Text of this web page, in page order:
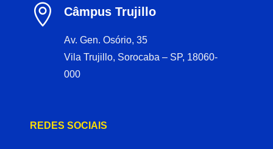
 Câmpus Trujillo
Av. Gen. Osório, 35
Vila Trujillo, Sorocaba – SP, 18060-
000
REDES SOCIAIS